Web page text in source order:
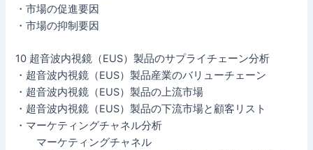
・市場の促進要因
・市場の抑制要因
10 超音波内視鏡（EUS）製品のサプライチェーン分析
・超音波内視鏡（EUS）製品産業のバリューチェーン
・超音波内視鏡（EUS）製品の上流市場
・超音波内視鏡（EUS）製品の下流市場と顧客リスト
・マーケティングチャネル分析
マーケティングチャネル